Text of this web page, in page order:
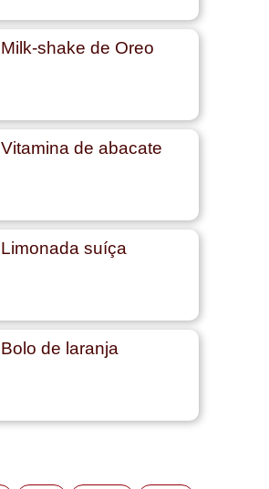
Milk-shake de Oreo
Vitamina de abacate
Limonada suíça
Bolo de laranja